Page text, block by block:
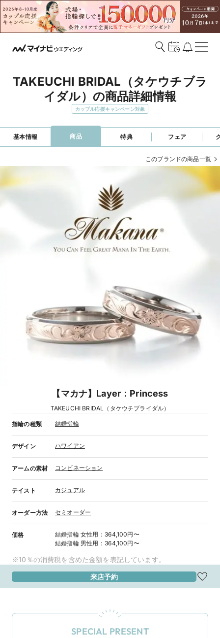
TAKEUCHI BRIDAL（タケウチブラ
イダル）の商品詳細情報
カップル応援キャンペーン対象
基本情報 商品 特典 フェア
このブランドの商品一覧
【マカナ】Layer：Princess
TAKEUCHI BRIDAL（タケウチブライダル）
指輪の種類 結婚指輪
デザイン ハワイアン
アームの素材 コンビネーション
テイスト カジュアル
オーダー方法 セミオーダー
価格 結婚指輪 女性用 ： 364,100円〜
結婚指輪 男性用 ： 364,100円〜
※10％の消費税を含めた金額を表記しています。
来店予約
SPECIAL PRESENT